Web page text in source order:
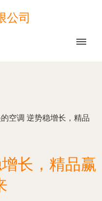
公司
空调 逆势稳增长，精品
长，精品赢